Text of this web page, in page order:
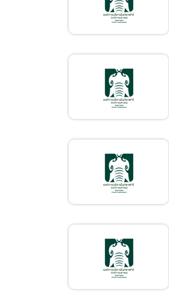
ประกวดราคาจ้างเหมาตัด
แต่งต้นไม้ ด้วยวิธีประกวด
ราคาอิเล็กทรอนิกส์ (e-
bidding)
ประกาศผู้ชนะการเสนอราคา
จ้างเหมาจัดทำบทบรรยาย
สามภาษา เสียงประกอบการ
แสดง และโปรแกรมติดตั้ง
กิจกรรมการแสดง Night
predator Show จำนวน 1
งาน โดยวิธีเฉพาะเจาะจง
ประกาศผู้ชนะการเสนอราคา
จ้างจัดกิจกรรมวันเฉลิม
พระชนมพรรษา รัชกาลที่ 10
ประกาศผู้ชนะการเสนอราคา
ซื้อระบบแสง สี เสียง
กิจกรรมการแสดง Night
Predator Show จำนวน 1